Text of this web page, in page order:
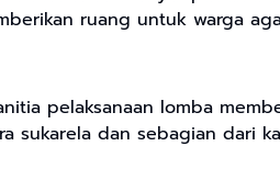
ruang untuk warga
pelaksanaan lomba
sukarela dan sebagian dari